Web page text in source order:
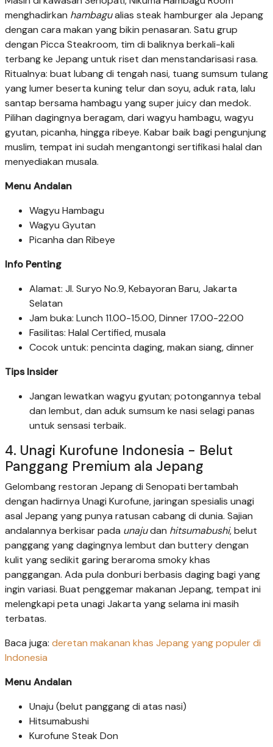
menghadirkan hambagualias steak hamburger ala Jepang
dengan cara makan yang bikin penasaran. Satu grup
dengan Picca Steakroom, tim di baliknya berkali-kali
terbang ke Jepang untuk riset dan menstandarisasi rasa.
Ritualnya: buat lubang di tengah nasi, tuang sumsum tulang
yang lumer beserta kuning telur dan soyu, aduk rata, lalu
santap bersama hambagu yang super juicy dan medok.
Pilihan dagingnya beragam, dari wagyu hambagu, wagyu
gyutan, picanha, hingga ribeye. Kabar baik bagi pengunjung
muslim, tempat ini sudah mengantongi sertifikasi halal dan
menyediakan musala.
Menu Andalan
Wagyu Hambagu
Wagyu Gyutan
Picanha dan Ribeye
Info Penting
Alamat: Jl. Suryo No.9, Kebayoran Baru, Jakarta
Selatan
Jam buka: Lunch 11.00-15.00, Dinner 17.00-22.00
Fasilitas: Halal Certified, musala
Cocok untuk: pencinta daging, makan siang, dinner
Tips Insider
Jangan lewatkan wagyu gyutan; potongannya tebal
dan lembut, dan aduk sumsum ke nasi selagi panas
untuk sensasi terbaik.
4. Unagi Kurofune Indonesia - Belut
Panggang Premium ala Jepang
Gelombang restoran Jepang di Senopati bertambah
dengan hadirnya Unagi Kurofune, jaringan spesialis unagi
asal Jepang yang punya ratusan cabang di dunia. Sajian
andalannya berkisar pada unajudan hitsumabushi, belut
panggang yang dagingnya lembut dan buttery dengan
kulit yang sedikit garing beraroma smoky khas
panggangan. Ada pula donburi berbasis daging bagi yang
ingin variasi. Buat penggemar makanan Jepang, tempat ini
melengkapi peta unagi Jakarta yang selama ini masih
terbatas.
Baca juga: deretan makanan khas Jepang yang populer di
Indonesia
Menu Andalan
Unaju (belut panggang di atas nasi)
Hitsumabushi
Kurofune Steak Don